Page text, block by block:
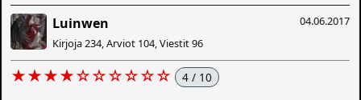
04.06.2017
Luinwen
Kirjoja 234, Arviot 104, Viestit 96
★★★★☆☆☆☆☆☆ 4 / 10